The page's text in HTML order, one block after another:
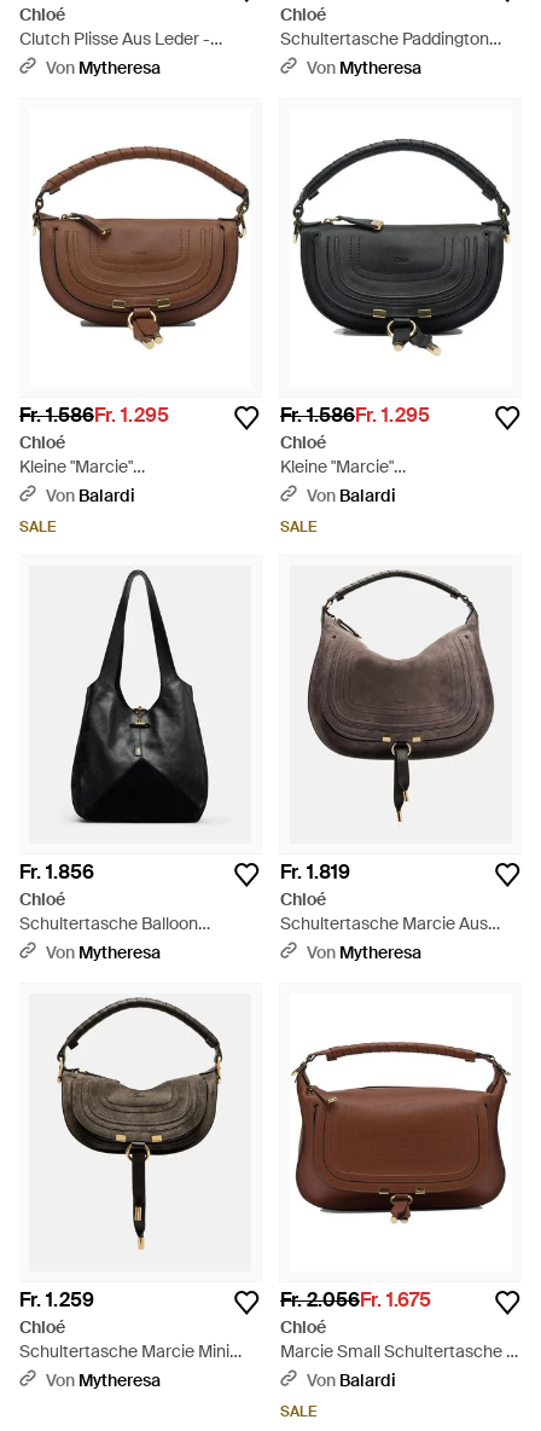
Chloé
Clutch Plisse Aus Leder -
Mettallic
Von Mytheresa
Chloé
Schultertasche Paddington
Small Aus Leder - Braun
Von Mytheresa
Fr. 1.586Fr. 1.295
Chloé
Kleine "Marcie"
Umhängetasche - Braun
Von Balardi
SALE
Fr. 1.586Fr. 1.295
Chloé
Kleine "Marcie"
Umhängetasche - Schwarz
Von Balardi
SALE
Fr. 1.856
Chloé
Schultertasche Balloon
Medium Aus Leder - Schwarz
Von Mytheresa
Fr. 1.819
Chloé
Schultertasche Marcie Aus
Veloursleder - Braun
Von Mytheresa
Fr. 1.259
Chloé
Schultertasche Marcie Mini
Aus Veloursleder - Braun
Von Mytheresa
Fr. 2.056Fr. 1.675
Chloé
Marcie Small Schultertasche -
Braun
Von Balardi
SALE